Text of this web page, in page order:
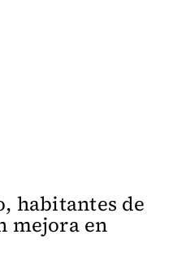
habitantes de
mejora en